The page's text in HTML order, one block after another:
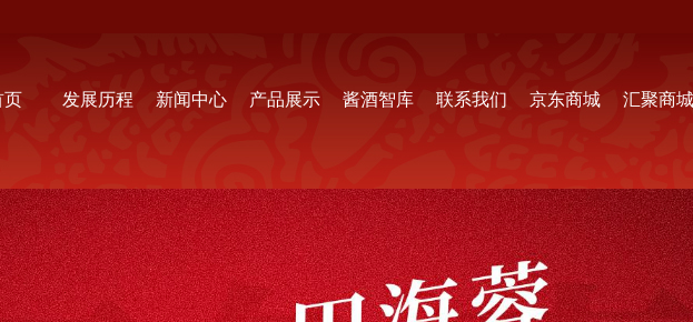
页 发展历程 新闻中心 产品展示 酱酒智库 联系我们 京东商城 汇聚商城